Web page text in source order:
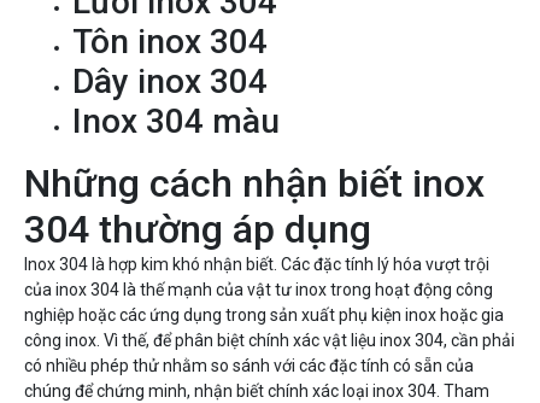
Tôn inox 304
Dây inox 304
Inox 304 màu
Những cách nhận biết inox
304 thường áp dụng
Inox 304 là hợp kim khó nhận biết. Các đặc tính lý hóa vượt trội
của inox 304 là thế mạnh của vật tư inox trong hoạt động công
nghiệp hoặc các ứng dụng trong sản xuất phụ kiện inox hoặc gia
công inox. Vì thế, để phân biệt chính xác vật liệu inox 304, cần phải
có nhiều phép thử nhằm so sánh với các đặc tính có sẵn của
chúng để chứng minh, nhận biết chính xác loại inox 304. Tham